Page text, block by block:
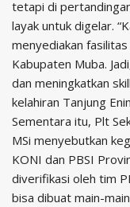
tetapi di
layak untuk digelar.
menyediakan
Kabupaten Muba.
dan meningkatkan
kelahiran Tanjung
Sementara itu, Plt
MSi menyebutkan
KONI dan PBSI
diverifikasi oleh tim
bisa dibuat main-